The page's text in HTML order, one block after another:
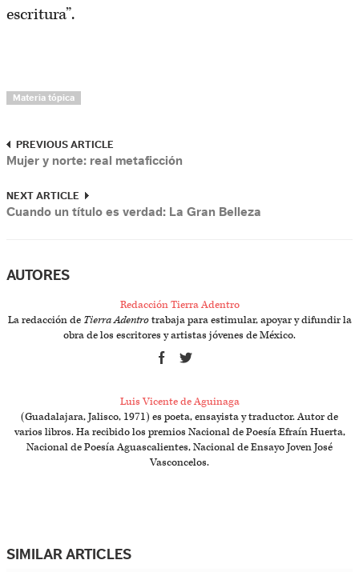
escritura”.
Materia tópica
PREVIOUS ARTICLE
Mujer y norte: real metaficción
NEXT ARTICLE
Cuando un título es verdad: La Gran Belleza
AUTORES
Redacción Tierra Adentro
La redacción de Tierra Adentrotrabaja para estimular, apoyar y difundir la
obra de los escritores y artistas jóvenes de México.
Luis Vicente de Aguinaga
(Guadalajara, Jalisco, 1971) es poeta, ensayista y traductor. Autor de
varios libros. Ha recibido los premios Nacional de Poesía Efraín Huerta,
Nacional de Poesía Aguascalientes, Nacional de Ensayo Joven José
Vasconcelos.
SIMILAR ARTICLES